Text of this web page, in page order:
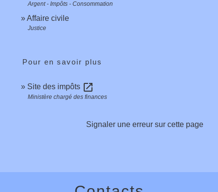
Argent - Impôts - Consommation
Affaire civile
Justice
Pour en savoir plus
Site des impôts open_in_new
Ministère chargé des finances
Signaler une erreur sur cette page